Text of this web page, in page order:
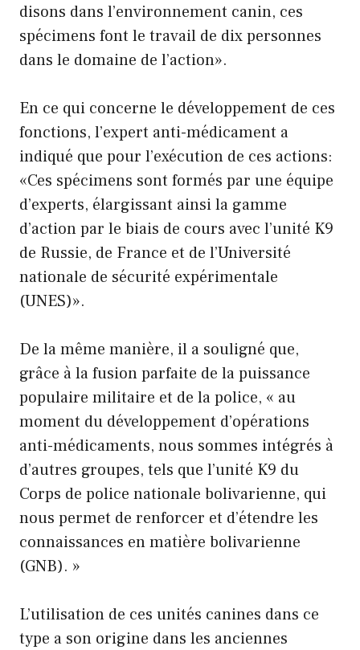
disons dans l’environnement canin, ces
spécimens font le travail de dix personnes
dans le domaine de l’action».
En ce qui concerne le développement de ces
fonctions, l’expert anti-médicament a
indiqué que pour l’exécution de ces actions:
«Ces spécimens sont formés par une équipe
d’experts, élargissant ainsi la gamme
d’action par le biais de cours avec l’unité K9
de Russie, de France et de l’Université
nationale de sécurité expérimentale
(UNES)».
De la même manière, il a souligné que,
grâce à la fusion parfaite de la puissance
populaire militaire et de la police, « au
moment du développement d’opérations
anti-médicaments, nous sommes intégrés à
d’autres groupes, tels que l’unité K9 du
Corps de police nationale bolivarienne, qui
nous permet de renforcer et d’étendre les
connaissances en matière bolivarienne
(GNB). »
L’utilisation de ces unités canines dans ce
type a son origine dans les anciennes